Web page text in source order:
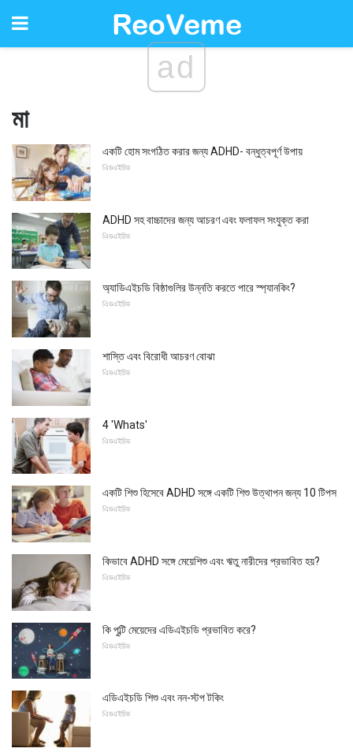
ad
মা
একটি হোম সংগঠিত করার জন্য ADHD- বন্ধুত্বপূর্ণ উপায়
এিডএইচিড
ADHD সহ বাচ্চাদের জন্য আচরণ এবং ফলাফল সংযুক্ত করা
এিডএইচিড
অ্যাডিএইচডি বিষ্ঠাগুলির উন্নতি করতে পারে স্প্যানকিং?
এিডএইচিড
শাস্তি এবং বিরোধী আচরণ বোঝা
এিডএইচিড
4 'Whats'
এিডএইচিড
একটি শিশু হিসেবে ADHD সঙ্গে একটি শিশু উত্থাপন জন্য 10 টিপস
এিডএইচিড
কিভাবে ADHD সঙ্গে মেয়েশিশু এবং ঋতু নারীদের প্রভাবিত হয়?
এিডএইচিড
কি পুব্টি মেয়েদের এডিএইচডি প্রভাবিত করে?
এিডএইচিড
এডিএইচডি শিশু এবং নন-স্টপ টকিং
এিডএইচিড